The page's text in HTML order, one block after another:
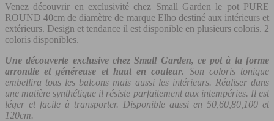
Venez découvrir en exclusivité chez Small Garden le pot PURE
ROUND 40cm de diamètre de marque Elho destiné aux intérieurs et
extérieurs. Design et tendance il est disponible en plusieurs coloris. 2
coloris disponibles.
Une découverte exclusive chez Small Garden, ce pot à la forme
arrondie et généreuse et haut en couleur. Son coloris tonique
embellira tous les balcons mais aussi les intérieurs. Réaliser dans
une matière synthétique il résiste parfaitement aux intempéries. Il est
léger et facile à transporter. Disponible aussi en 50,60,80,100 et
120cm.